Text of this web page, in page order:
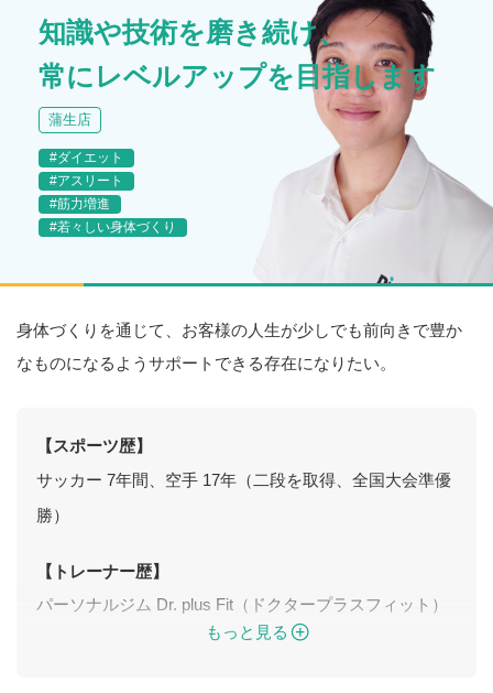
知識や技術を磨き続け、
常にレベルアップを目指します
蒲生店
#ダイエット
#アスリート
#筋力増進
#若々しい身体づくり
身体づくりを通じて、お客様の人生が少しでも前向きで豊か
なものになるようサポートできる存在になりたい。
【スポーツ歴】
サッカー 7年間、空手 17年（二段を取得、全国大会準優
勝）
【トレーナー歴】
パーソナルジム Dr. plus Fit（ドクタープラスフィット）
もっと見る